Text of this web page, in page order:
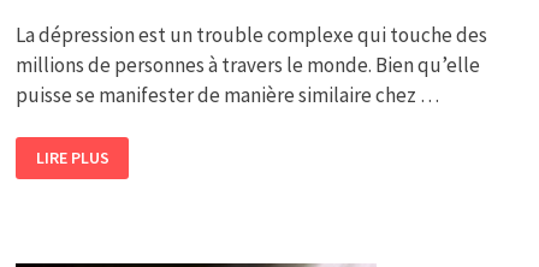
La dépression est un trouble complexe qui touche des
millions de personnes à travers le monde. Bien qu’elle
puisse se manifester de manière similaire chez …
LES
CAUSES
DE
LIRE PLUS